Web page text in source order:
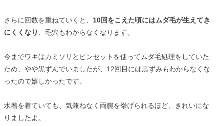
さらに回数を重ねていくと、 10回をこえた頃にはムダ毛が生えてき
にくくなり
、毛穴もわからなくなります。
今までワキはカミソリとピンセットを使ってムダ毛処理をしていた
ため、やや黒ずんでいましたが、12回目には黒ずみもわからなくな
ったので嬉しかったです。
水着を着ていても、気兼ねなく両腕を挙げられるほど、きれいにな
りましたよ。